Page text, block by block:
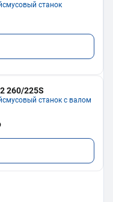
станок
260/225S
станок с валом